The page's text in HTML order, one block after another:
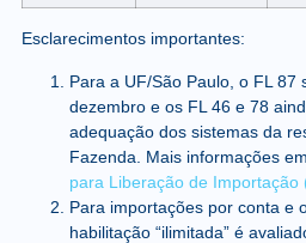
Esclarecimentos importantes:
Para a UF/São Paulo, o FL 87
dezembro e os FL 46 e 78
adequação dos sistemas da
Fazenda. Mais informações
para Liberação de Importação
Para importações por conta e
habilitação “ilimitada” é